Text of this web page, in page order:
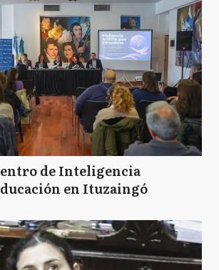
de Inteligencia
en Ituzaingó